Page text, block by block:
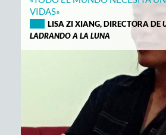
VIDAS»
LISA ZI XIANG, DIRECTORA DE
LADRANDO A LA LUNA